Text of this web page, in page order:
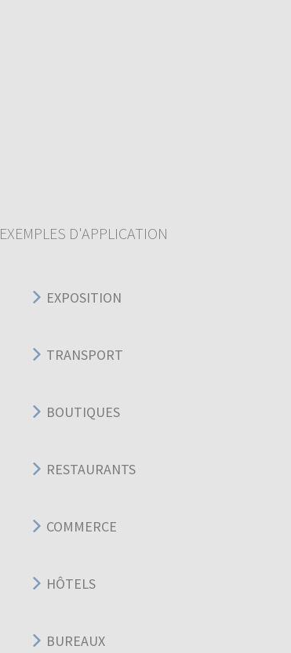
EXEMPLES D'APPLICATION
EXPOSITION
TRANSPORT
BOUTIQUES
RESTAURANTS
COMMERCE
HÔTELS
BUREAUX